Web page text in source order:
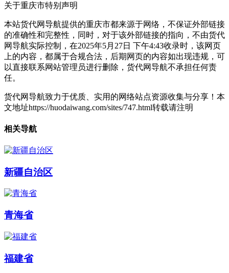
关于重庆市特别声明
本站货代网导航提供的重庆市都来源于网络，不保证外部链接
的准确性和完整性，同时，对于该外部链接的指向，不由货代
网导航实际控制，在2025年5月27日 下午4:43收录时，该网页
上的内容，都属于合规合法，后期网页的内容如出现违规，可
以直接联系网站管理员进行删除，货代网导航不承担任何责
任。
货代网导航致力于优质、实用的网络站点资源收集与分享！ 本
文地址https://huodaiwang.com/sites/747.html转载请注明
相关导航
新疆自治区
青海省
福建省